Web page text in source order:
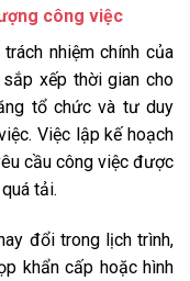
công việc
nhiệm chính của
xếp thời gian cho
tổ chức và tư duy
Việc lập kế hoạch
cầu công việc được
tải.
đổi trong lịch trình,
khẩn cấp hoặc hình